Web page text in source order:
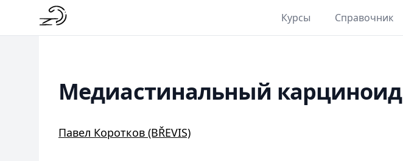
Курсы Справочник
Медиастинальный карциноид
Павел Коротков (BŘEVIS)